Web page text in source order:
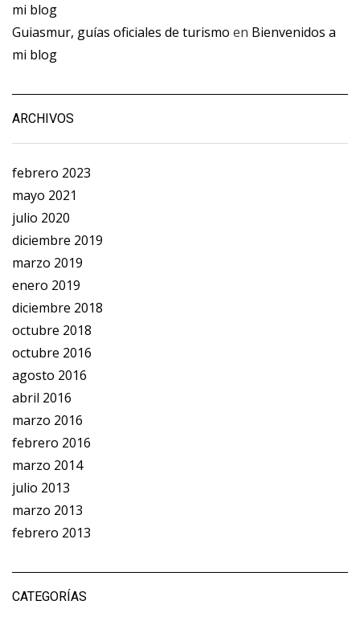
mi blog
Guiasmur, guías oficiales de turismo en Bienvenidos a
mi blog
ARCHIVOS
febrero 2023
mayo 2021
julio 2020
diciembre 2019
marzo 2019
enero 2019
diciembre 2018
octubre 2018
octubre 2016
agosto 2016
abril 2016
marzo 2016
febrero 2016
marzo 2014
julio 2013
marzo 2013
febrero 2013
CATEGORÍAS